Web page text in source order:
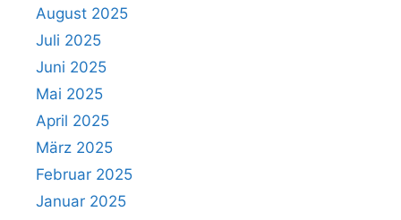
August 2025
Juli 2025
Juni 2025
Mai 2025
April 2025
März 2025
Februar 2025
Januar 2025